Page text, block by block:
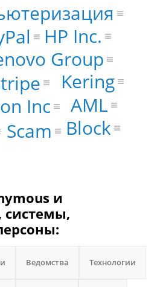
Group
Inc
HP Inc.
Kering
Block
Scam
AML
и
системы,
Ведомства Технологии